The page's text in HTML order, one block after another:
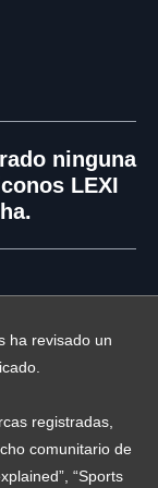
ninguna
LEXI
ha revisado un
registradas,
comunitario de
“Sports